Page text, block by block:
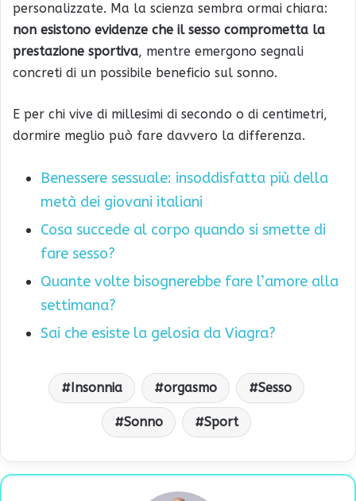
personalizzate. Ma la scienza sembra ormai chiara:
non esistono evidenze che il sesso comprometta la
prestazione sportiva, mentre emergono segnali
concreti di un possibile beneficio sul sonno.
E per chi vive di millesimi di secondo o di centimetri,
dormire meglio può fare davvero la differenza.
Benessere sessuale: insoddisfatta più della
metà dei giovani italiani
Cosa succede al corpo quando si smette di
fare sesso?
Quante volte bisognerebbe fare l’amore alla
settimana?
Sai che esiste la gelosia da Viagra?
Insonnia orgasmo Sesso
Sonno Sport